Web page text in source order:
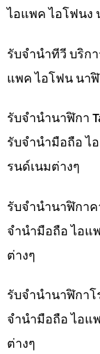
ไอแพค ไอโฟนง
รับจำนำทีวี บริก
แพค ไอโฟน นา
รับจำนำนาฬิกา
รับจำนำมือถือ ไ
รนด์เนมต่างๆ
รับจำนำนาฬิกา
จำนำมือถือ ไอแ
ต่างๆ
รับจำนำนาฬิกา
จำนำมือถือ ไอแ
ต่างๆ